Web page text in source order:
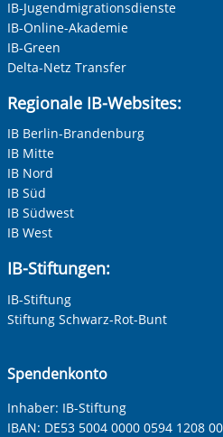
IB-Jugendmigrationsdienste
IB-Online-Akademie
IB-Green
Delta-Netz Transfer
Regionale IB-Websites:
IB Berlin-Brandenburg
IB Mitte
IB Nord
IB Süd
IB Südwest
IB West
IB-Stiftungen:
IB-Stiftung
Stiftung Schwarz-Rot-Bunt
Spendenkonto
Inhaber: IB-Stiftung
IBAN: DE53 5004 0000 0594 1208 00